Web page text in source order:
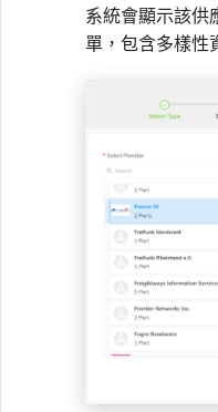
系統會顯示該供
單，包含多樣性